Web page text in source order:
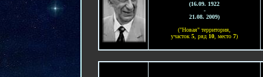
(16.09. 1922
-
21.08. 2009)
("Новая" территория,
участок 5, ряд 10, место 7)